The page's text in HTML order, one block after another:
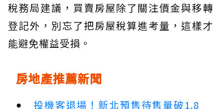
稅務局建議，買賣房屋除了關注價金與移轉
登記外，別忘了把房屋稅算進考量，這樣才
能避免權益受損。
房地產推薦新聞
投機客退場！新北預售待售量破1.8